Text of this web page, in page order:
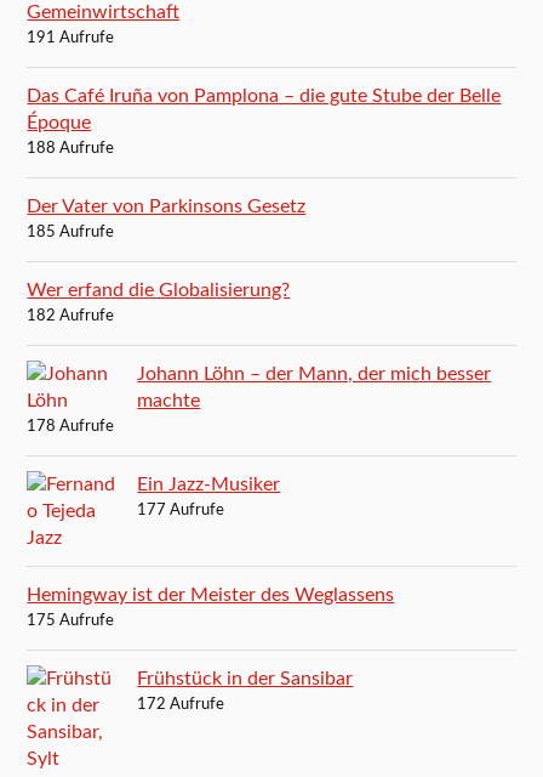
Gemeinwirtschaft
191 Aufrufe
Das Café Iruña von Pamplona – die gute Stube der Belle
Époque
188 Aufrufe
Der Vater von Parkinsons Gesetz
185 Aufrufe
Wer erfand die Globalisierung?
182 Aufrufe
Johann Löhn – der Mann, der mich besser
machte
178 Aufrufe
Ein Jazz-Musiker
177 Aufrufe
Hemingway ist der Meister des Weglassens
175 Aufrufe
Frühstück in der Sansibar
172 Aufrufe